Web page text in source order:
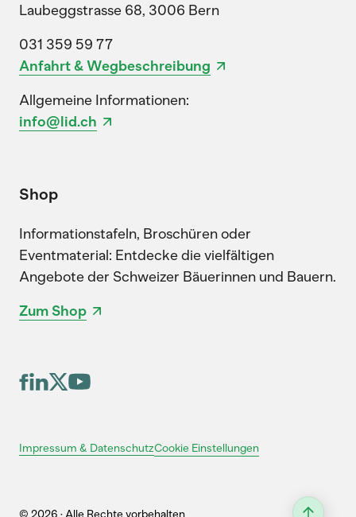
Laubeggstrasse 68, 3006 Bern
031 359 59 77
Anfahrt & Wegbeschreibung
Allgemeine Informationen:
info@lid.ch
Shop
Informationstafeln, Broschüren oder
Eventmaterial: Entdecke die vielfältigen
Angebote der Schweizer Bäuerinnen und Bauern.
Zum Shop
Impressum & DatenschutzCookie Einstellungen
© 2026 · Alle Rechte vorbehalten